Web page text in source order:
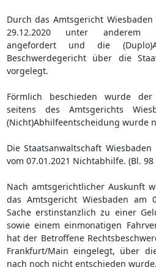
Durch das Amtsgericht
29.12.2020 unter anderem
angefordert und die
Beschwerdegericht über die
vorgelegt.
Förmlich beschieden wurde
seitens des Amtsgerichts
(Nicht)Abhilfeentscheidung wurde
Die Staatsanwaltschaft
vom 07.01.2021 Nichtabhilfe. (Bl. 98
Nach amtsgerichtlicher Auskunft
das Amtsgericht Wiesbaden am
Sache erstinstanzlich zu einer
sowie einem einmonatigen
hat der Betroffene
Frankfurt/Main eingelegt, über
nach noch nicht entschieden wurde.